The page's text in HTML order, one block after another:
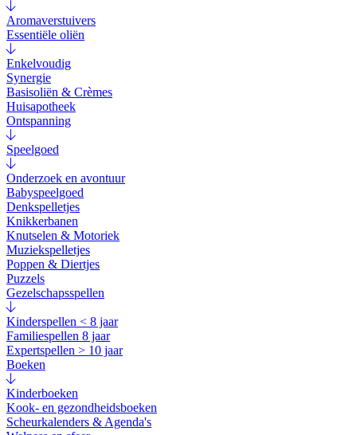
Aromaverstuivers
Essentiële oliën
Enkelvoudig
Synergie
Basisoliën & Crèmes
Huisapotheek
Ontspanning
Speelgoed
Onderzoek en avontuur
Babyspeelgoed
Denkspelletjes
Knikkerbanen
Knutselen & Motoriek
Muziekspelletjes
Poppen & Diertjes
Puzzels
Gezelschapsspellen
Kinderspellen < 8 jaar
Familiespellen 8 jaar
Expertspellen > 10 jaar
Boeken
Kinderboeken
Kook- en gezondheidsboeken
Scheurkalenders & Agenda's